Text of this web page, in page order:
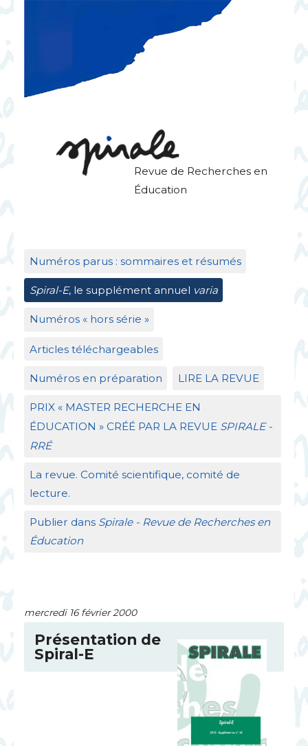
Revue de Recherches en
Éducation
Numéros parus : sommaires et résumés
Spiral-E, le supplément annuel varia
Numéros « hors série »
Articles téléchargeables
Numéros en préparation LIRE LA REVUE
PRIX« MASTER RECHERCHE EN
ÉDUCATION » CRÉÉ PAR LA REVUE SPIRALE-
RRÉ
La revue. Comité scientifique, comité de
lecture.
Publier dans Spirale - Revue de Recherches en
Éducation
mercredi 16 février 2000
Présentation de
Spiral-E